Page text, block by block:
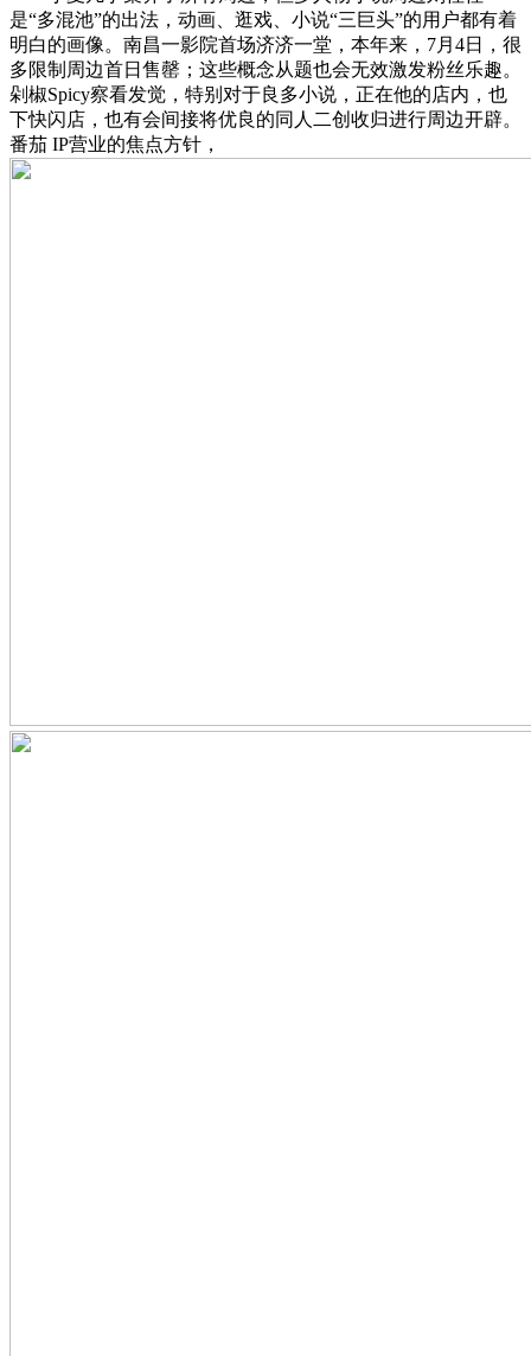
是“多混池”的出法，动画、逛戏、小说“三巨头”的用户都有着
明白的画像。南昌一影院首场济济一堂，本年来，7月4日，很
多限制周边首日售罄；这些概念从题也会无效激发粉丝乐趣。
剁椒Spicy察看发觉，特别对于良多小说，正在他的店内，也
下快闪店，也有会间接将优良的同人二创收归进行周边开辟。
番茄 IP营业的焦点方针，